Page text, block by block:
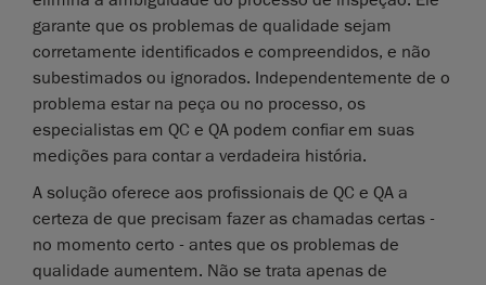
garante que os problemas de qualidade sejam
corretamente identificados e compreendidos, e não
subestimados ou ignorados. Independentemente de o
problema estar na peça ou no processo, os
especialistas em QC e QA podem confiar em suas
medições para contar a verdadeira história.
A solução oferece aos profissionais de QC e QA a
certeza de que precisam fazer as chamadas certas -
no momento certo - antes que os problemas de
qualidade aumentem. Não se trata apenas de